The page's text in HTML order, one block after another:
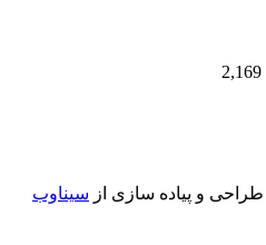
طراحی و پیاده سازی از سیناوب